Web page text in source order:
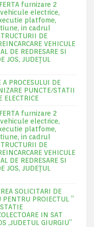
furnizare 2
electrice,
platfome,
in cadrul
DE
VEHICULE
DE REDRESARE SI
JOS, JUDEŢUL
A PROCESULUI DE
PUNCTE/STATII
ELECTRICE
furnizare 2
electrice,
platfome,
in cadrul
DE
VEHICULE
DE REDRESARE SI
JOS, JUDEŢUL
SOLICITARI DE
PROIECTUL ”
IN SAT
,JUDETUL GIURGIU”